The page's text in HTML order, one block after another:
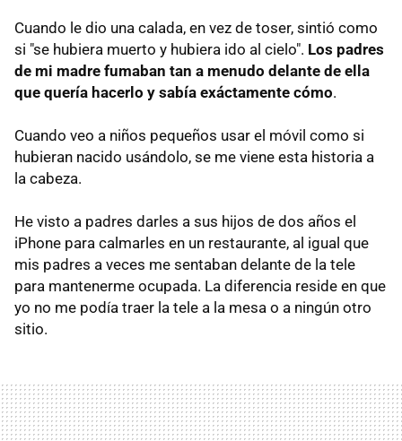
Cuando le dio una calada, en vez de toser, sintió como
si "se hubiera muerto y hubiera ido al cielo". Los padres
de mi madre fumaban tan a menudo delante de ella
que quería hacerlo y sabía exáctamente cómo.
Cuando veo a niños pequeños usar el móvil como si
hubieran nacido usándolo, se me viene esta historia a
la cabeza.
He visto a padres darles a sus hijos de dos años el
iPhone para calmarles en un restaurante, al igual que
mis padres a veces me sentaban delante de la tele
para mantenerme ocupada. La diferencia reside en que
yo no me podía traer la tele a la mesa o a ningún otro
sitio.